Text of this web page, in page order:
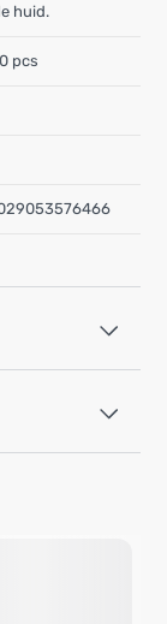
huid.
pcs